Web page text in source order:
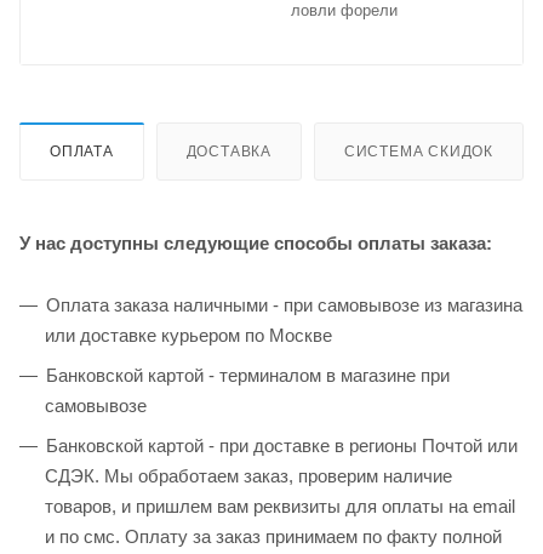
ловли форели
ОПЛАТА ДОСТАВКА СИСТЕМА СКИДОК
У нас доступны следующие способы оплаты заказа:
Оплата заказа наличными - при самовывозе из магазина
или доставке курьером по Москве
Банковской картой - терминалом в магазине при
самовывозе
Банковской картой - при доставке в регионы Почтой или
СДЭК. Мы обработаем заказ, проверим наличие
товаров, и пришлем вам реквизиты для оплаты на email
и по смс. Оплату за заказ принимаем по факту полной